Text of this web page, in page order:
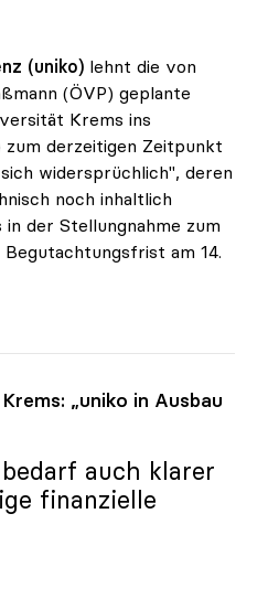
(uniko) lehnt die von
(ÖVP) geplante
Krems ins
derzeitigen Zeitpunkt
widersprüchlich", deren
noch inhaltlich
der Stellungnahme zum
am 14.
ins
„uniko in Ausbau
auch klarer
finanzielle